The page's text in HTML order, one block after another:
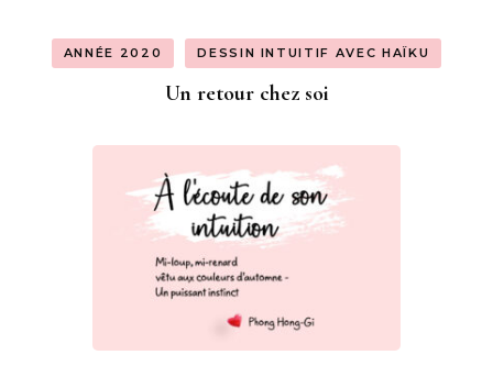
ANNÉE 2020 DESSIN INTUITIF AVEC HAÏKU
Un retour chez soi